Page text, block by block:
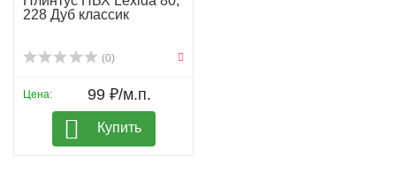
228 Дуб классик
(0)
Цена: 99 ₽/м.п.
Купить